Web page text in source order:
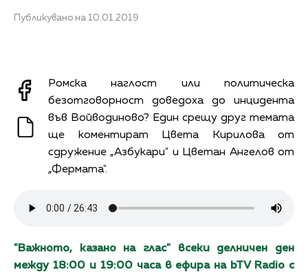
Публикувано на 10.01.2019
Ромска наглост или политическа
безотговорност доведоха до инцидента
във Войводиново? Един срещу друг темата
ще коментират Цвета Кирилова от
сдружение „Азбукари" и Цветан Ангелов от
„Фермата".
"Вaжното, казано на глас" всеки делничен ден
между 18:00 и 19:00 часа в ефира на bTV Radio с